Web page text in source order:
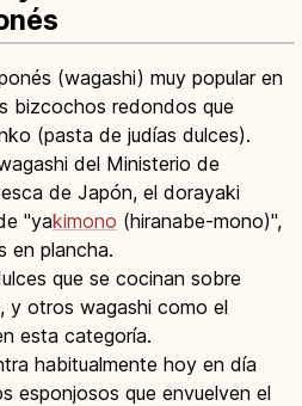
(wagashi) muy popular en
bizcochos redondos que
(pasta de judías dulces).
del Ministerio de
de Japón, el dorayaki
"yakimono (hiranabe-mono)",
en plancha.
que se cocinan sobre
y otros wagashi como el
esta categoría.
habitualmente hoy en día
esponjosos que envuelven el